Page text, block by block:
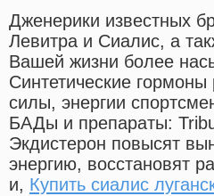
Дженерики известных
Левитра и Сиалис, а
Вашей жизни более
Синтетические гормоны
силы, энергии
БАДы и препараты:
Экдистерон повысят
энергию, восстановят
и, Купить сиалис